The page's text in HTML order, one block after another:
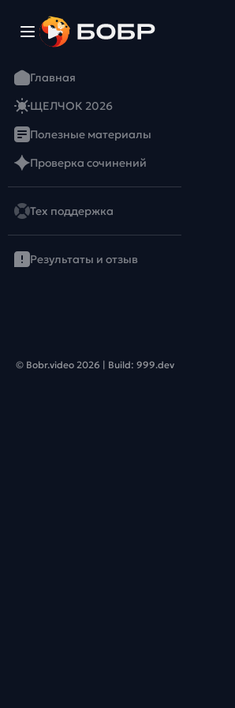
Главная
ЩЕЛЧОК 2026
Полезные материалы
Проверка сочинений
Тех поддержка
Результаты и отзыв
© Bobr.video 2026 | Build: 999.dev